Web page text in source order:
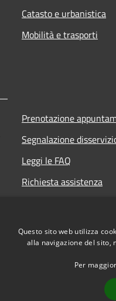
Catasto e urbanistica
Mobilità e trasporti
Prenotazione
Segnalazione
Leggi le FAQ
Richiesta assistenza
Questo sito web utilizza
alla navigazione del sito,
Per